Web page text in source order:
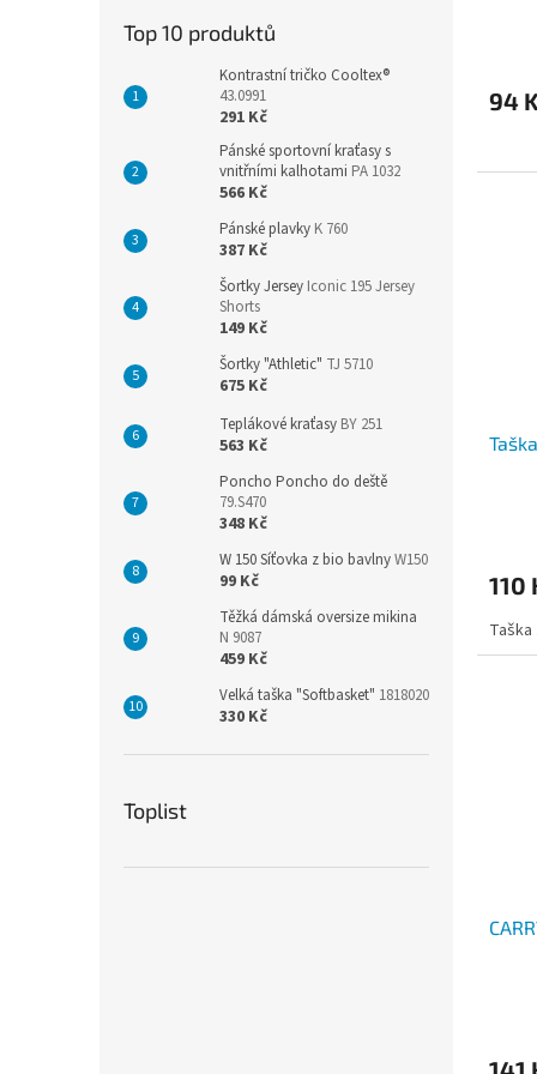
Top 10 produktů
Kontrastní tričko Cooltex®
43.0991
291 Kč
Pánské sportovní kraťasy s
vnitřními kalhotami PA 1032
566 Kč
Pánské plavky K 760
387 Kč
Šortky Jersey Iconic 195 Jersey
Shorts
149 Kč
Šortky "Athletic" TJ 5710
675 Kč
Teplákové kraťasy BY 251
563 Kč
Poncho Poncho do deště
79.S470
348 Kč
W 150 Síťovka z bio bavlnyW150
99 Kč
Těžká dámská oversize mikina
N 9087
459 Kč
Velká taška "Softbasket" 1818020
330 Kč
Toplist
94
je
z
5
110